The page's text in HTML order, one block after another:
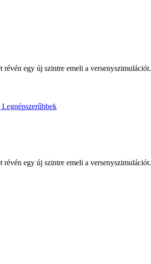
egy új szintre emeli a versenyszimulációt.
Legnépszerűbbek
egy új szintre emeli a versenyszimulációt.